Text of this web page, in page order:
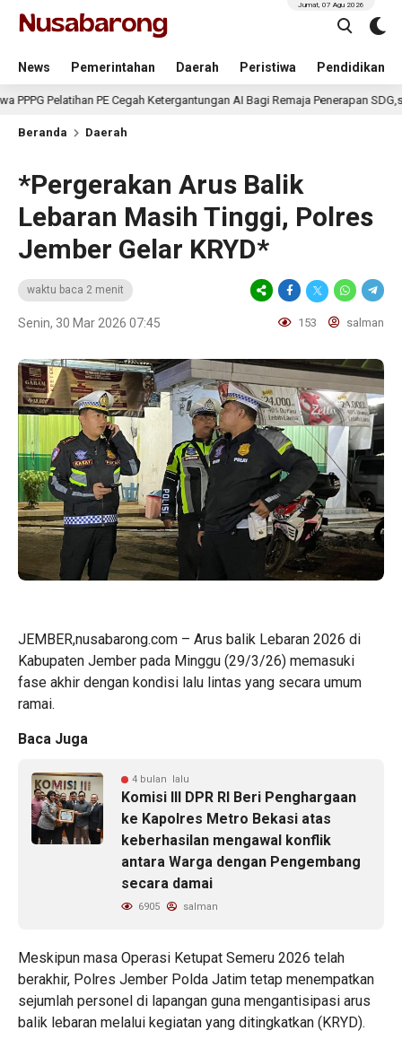
News Pemerintahan Daerah Peristiwa Pendidikan
Jumat, 07 Agu 2026
PE Cegah Ketergantungan AI Bagi Remaja Penerapan SDG,s
Beranda Daerah
*Pergerakan Arus Balik
Lebaran Masih Tinggi, Polres
Jember Gelar KRYD*
waktu baca 2 menit
Senin, 30 Mar 2026 07:45 153 salman
JEMBER,nusabarong.com – Arus balik Lebaran 2026 di
Kabupaten Jember pada Minggu (29/3/26) memasuki
fase akhir dengan kondisi lalu lintas yang secara umum
ramai.
Baca Juga
4 bulan lalu
Komisi III DPR RI Beri Penghargaan
ke Kapolres Metro Bekasi atas
keberhasilan mengawal konflik
antara Warga dengan Pengembang
secara damai
6905 salman
Meskipun masa Operasi Ketupat Semeru 2026 telah
berakhir, Polres Jember Polda Jatim tetap menempatkan
sejumlah personel di lapangan guna mengantisipasi arus
balik lebaran melalui kegiatan yang ditingkatkan (KRYD).